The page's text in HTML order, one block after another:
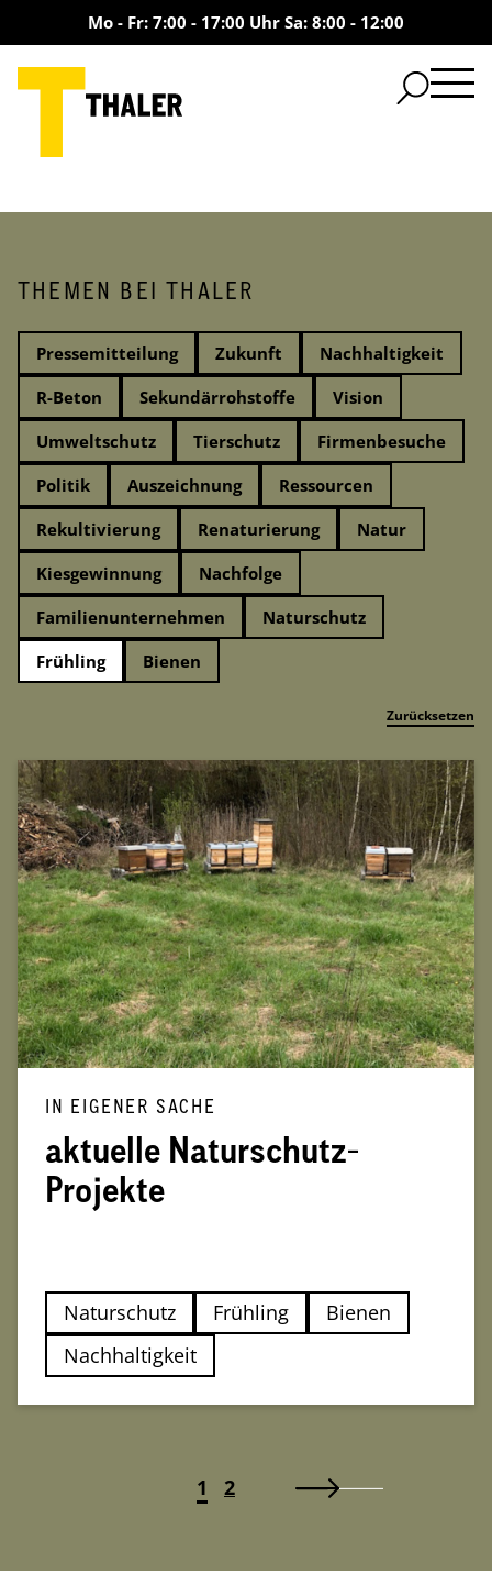
Mo - Fr: 7:00 - 17:00 Uhr Sa: 8:00 - 12:00
THEMEN BEI THALER
Pressemitteilung Zukunft
Nachhaltigkeit
R-Beton
Sekundärrohstoffe
Vision
Umweltschutz
Tierschutz
Firmenbesuche
Politik
Auszeichnung
Ressourcen
Rekultivierung
Renaturierung
Natur
Kiesgewinnung
Nachfolge
Familienunternehmen
Naturschutz
Frühling
Bienen
Zurücksetzen
IN EIGENER SACHE
aktuelle Naturschutz-
Projekte
Naturschutz Frühling
Bienen
Nachhaltigkeit
1 2